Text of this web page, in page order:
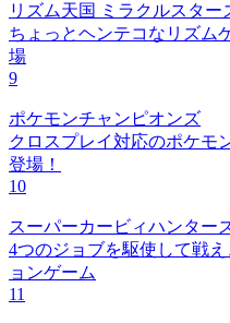
リズム天国 ミラクルスター
ちょっとヘンテコなリズム
場
9
ポケモンチャンピオンズ
クロスプレイ対応のポケモ
登場！
10
スーパーカービィハンター
4つのジョブを駆使して戦
ョンゲーム
11